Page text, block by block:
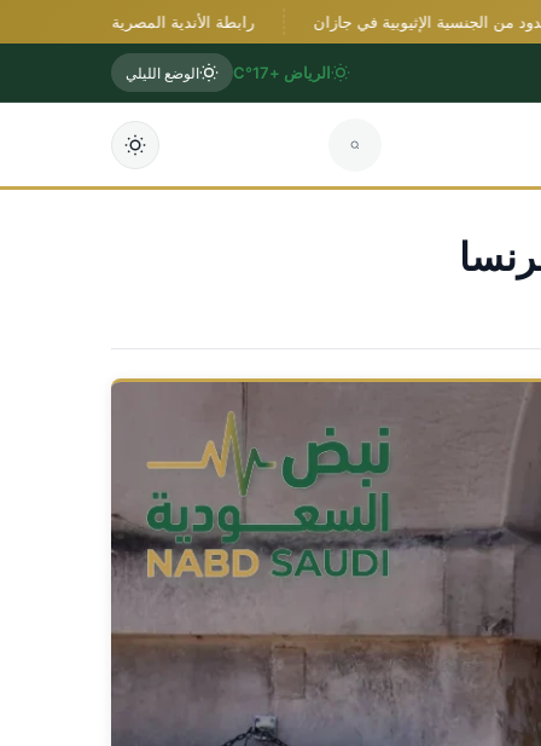
الإثيوبية في جازان رابطة الأندية المصرية تحدد موعد انطلاق
الرياض +17°C الوضع الليلي